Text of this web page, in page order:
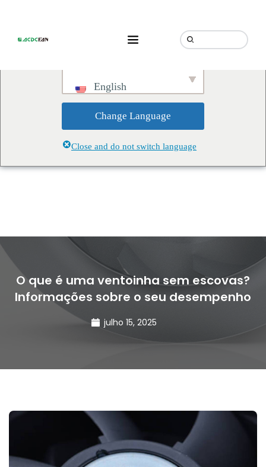
speaking a different language.
Do you want to change to:
English
Change Language
Close and do not switch language
O que é uma ventoinha sem escovas?
Informações sobre o seu desempenho
julho 15, 2025